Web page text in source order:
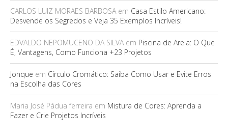
CARLOS LUIZ MORAES BARBOSAem Casa Estilo Americano:
Desvende os Segredos e Veja 35 Exemplos Incríveis!
EDVALDO NEPOMUCENO DA SILVAem Piscina de Areia: O Que
É, Vantagens, Como Funciona +23 Projetos
Jonque em Círculo Cromático: Saiba Como Usar e Evite Erros
na Escolha das Cores
Maria José Pádua ferreira em Mistura de Cores: Aprenda a
Fazer e Crie Projetos Incríveis